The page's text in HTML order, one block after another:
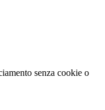
senza cookie o